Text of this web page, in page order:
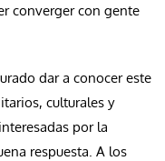
converger con gente
dar a conocer este
culturales y
por la
respuesta. A los